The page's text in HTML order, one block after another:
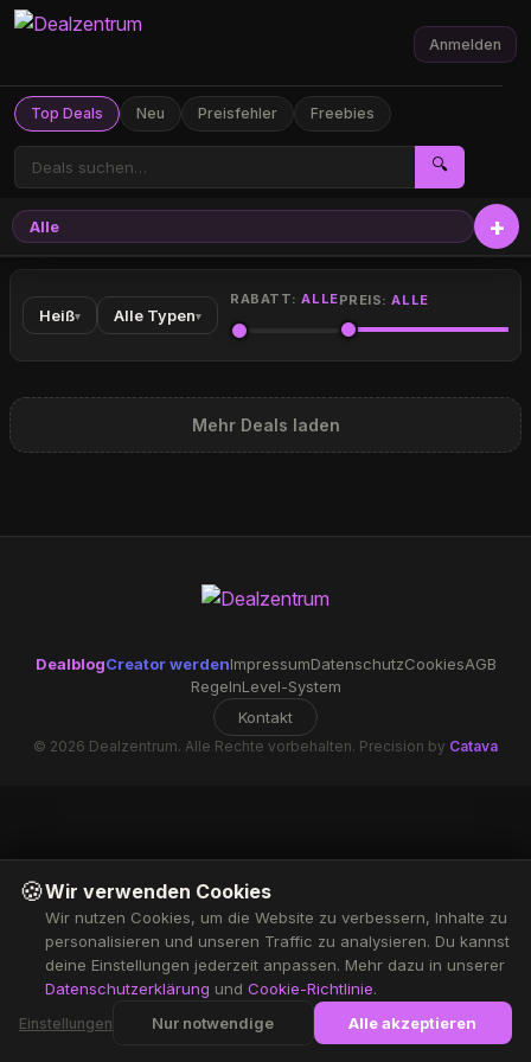
Top Deals Neu Preisfehler Freebies
🔍
Anmelden
Alle
Heiß▾ Alle Typen▾
RABATT:ALLEPREIS:ALLE
Mehr Deals laden
DealblogCreator werdenImpressumDatenschutzCookiesAGB
RegelnLevel-System
Kontakt
© 2026 Dealzentrum. Alle Rechte vorbehalten. Precision by Catava
🍪Wir verwenden Cookies
Wir nutzen Cookies, um die Website zu verbessern, Inhalte zu
personalisieren und unseren Traffic zu analysieren. Du kannst
deine Einstellungen jederzeit anpassen. Mehr dazu in unserer
Datenschutzerklärung und Cookie-Richtlinie.
Einstellungen Nur notwendige Alle akzeptieren